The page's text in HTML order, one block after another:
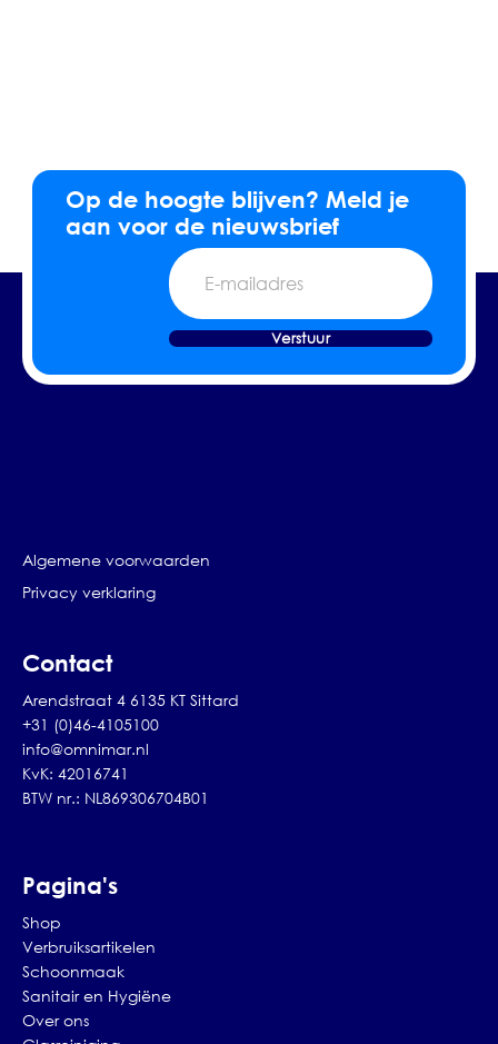
Op de hoogte blijven? Meld je
aan voor de nieuwsbrief
E-
mailadres
Verstuur
Algemene voorwaarden
Privacy verklaring
Contact
Arendstraat 4 6135 KT Sittard
+31 (0)46-4105100
info@omnimar.nl
KvK: 42016741
BTW nr.: NL869306704B01
Pagina's
Shop
Verbruiksartikelen
Schoonmaak
Sanitair en Hygiëne
Over ons